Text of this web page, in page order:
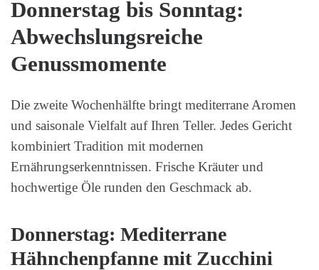
Donnerstag bis Sonntag:
Abwechslungsreiche
Genussmomente
Die zweite Wochenhälfte bringt mediterrane Aromen
und saisonale Vielfalt auf Ihren Teller. Jedes Gericht
kombiniert Tradition mit modernen
Ernährungserkenntnissen. Frische Kräuter und
hochwertige Öle runden den Geschmack ab.
Donnerstag: Mediterrane
Hähnchenpfanne mit Zucchini